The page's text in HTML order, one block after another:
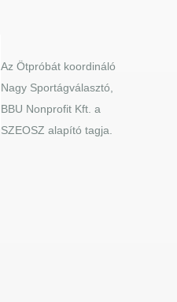
Az Ötpróbát koordináló
Nagy Sportágválasztó,
BBU Nonprofit Kft. a
SZEOSZ alapító tagja.